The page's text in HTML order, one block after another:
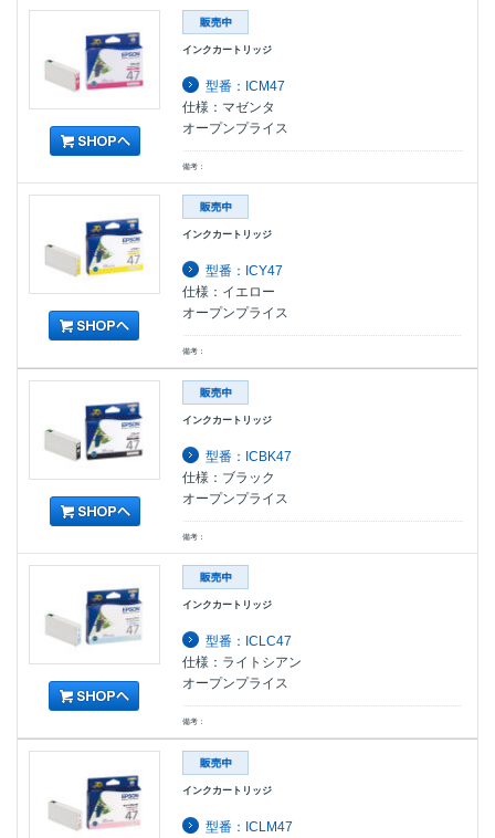
インクカートリッジ
型番：ICM47
仕様：マゼンタ
オープンプライス
備考：
インクカートリッジ
型番：ICY47
仕様：イエロー
オープンプライス
備考：
インクカートリッジ
型番：ICBK47
仕様：ブラック
オープンプライス
備考：
インクカートリッジ
型番：ICLC47
仕様：ライトシアン
オープンプライス
備考：
インクカートリッジ
型番：ICLM47